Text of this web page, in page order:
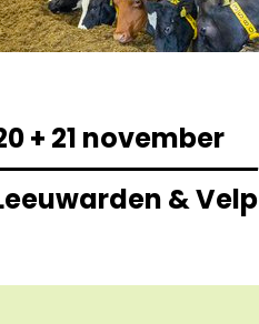
+ 21 november
& Velp